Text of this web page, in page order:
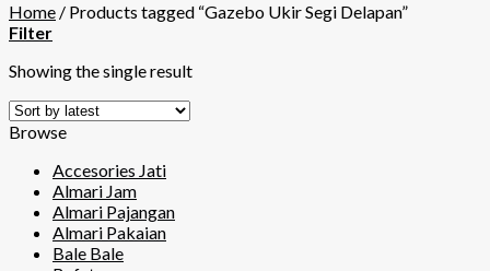
Home / Products tagged “Gazebo Ukir Segi Delapan”
Filter
Showing the single result
Browse
Accesories Jati
Almari Jam
Almari Pajangan
Almari Pakaian
Bale Bale